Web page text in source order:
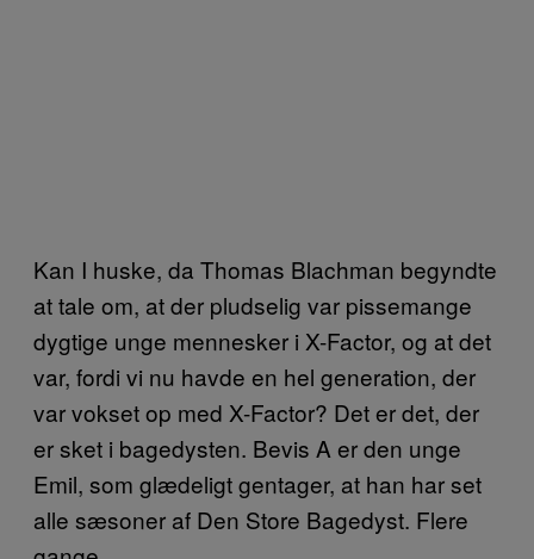
Kan I huske, da Thomas Blachman begyndte
at tale om, at der pludselig var pissemange
dygtige unge mennesker i X-Factor, og at det
var, fordi vi nu havde en hel generation, der
var vokset op med X-Factor? Det er det, der
er sket i bagedysten. Bevis A er den unge
Emil, som glædeligt gentager, at han har set
alle sæsoner af Den Store Bagedyst. Flere